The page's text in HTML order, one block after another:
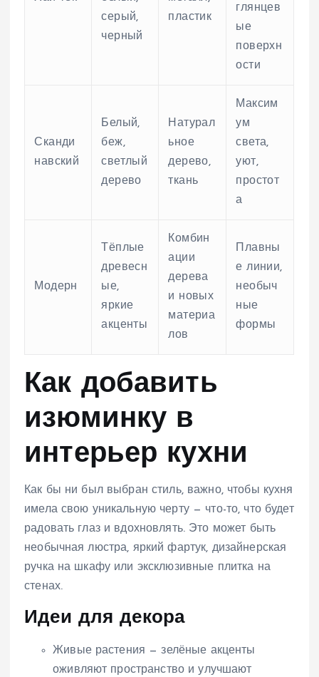
серый,
черный
пластик
глянцев
ые
поверхн
ости
Сканди
навский
Белый,
беж,
светлый
дерево
Натурал
ьное
дерево,
ткань
Максим
ум
света,
уют,
простот
а
Модерн
Тёплые
древесн
ые,
яркие
акценты
Комбин
ации
дерева
и новых
материа
лов
Плавны
е линии,
необыч
ные
формы
Как добавить
изюминку в
интерьер кухни
Как бы ни был выбран стиль, важно, чтобы кухня
имела свою уникальную черту — что-то, что будет
радовать глаз и вдохновлять. Это может быть
необычная люстра, яркий фартук, дизайнерская
ручка на шкафу или эксклюзивные плитка на
стенах.
Идеи для декора
Живые растения — зелёные акценты
оживляют пространство и улучшают